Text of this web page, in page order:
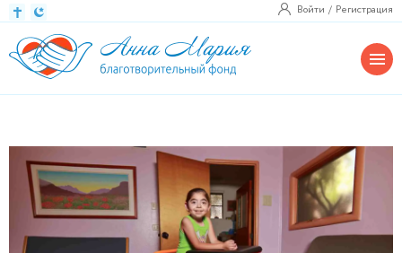
Войти Регистрация